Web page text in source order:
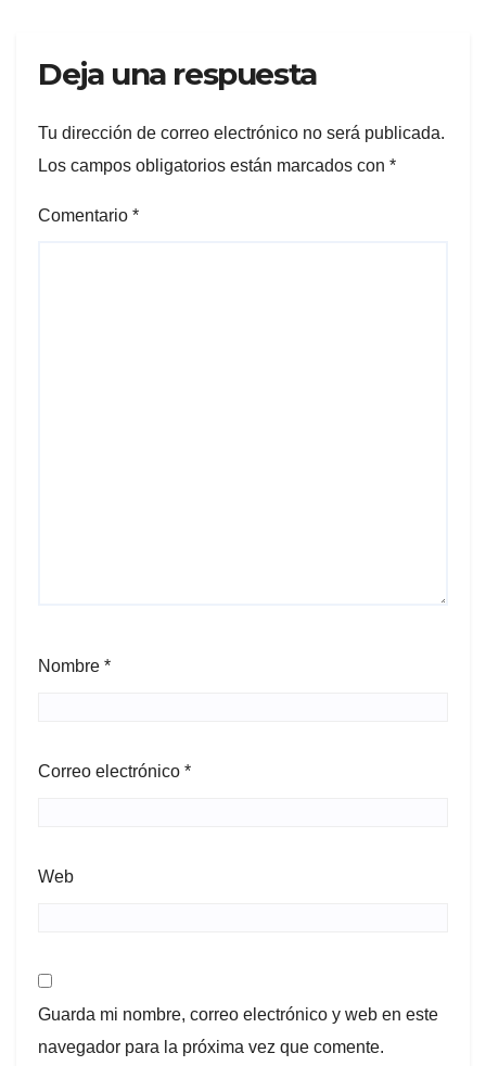
Deja una respuesta
Tu dirección de correo electrónico no será publicada.
Los campos obligatorios están marcados con *
Comentario *
Nombre *
Correo electrónico *
Web
Guarda mi nombre, correo electrónico y web en este
navegador para la próxima vez que comente.